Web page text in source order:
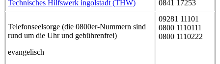
Technisches Hilfswerk ingolstadt (THW) 0841 17253
Telefonseelsorge (die 0800er-Nummern sind
rund um die Uhr und gebührenfrei)
evangelisch
09281 11101
0800 1110111
0800 1110222